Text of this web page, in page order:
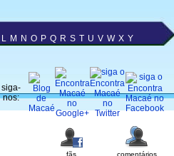
siga-
nos:
L M N O P Q R S T U V W X Y
fãs
comentários